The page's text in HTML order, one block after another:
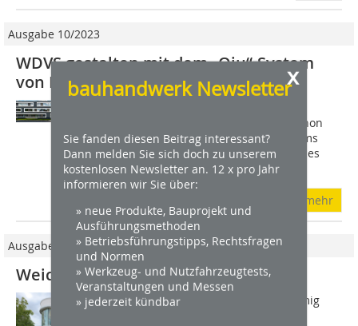
x
bauhandwerk Newsletter
Sie fanden diesen Beitrag interessant?
Dann melden Sie sich doch zu unserem
kostenlosen Newsletter an. 12 x pro Jahr
informieren wir Sie über:
» neue Produkte, Bauprojekt und
Ausführungsmethoden
» Betriebsführungstipps, Rechtsfragen
und Normen
» Werkzeug- und Nutzfahrzeugtests,
Veranstaltungen und Messen
» jederzeit kündbar
Ausgabe 10/2023
WDVS gestalten mit dem „Qju“-System
von Brillux
Vorgaben, effiziente Verarbeitung: Schon
bei der Planung eines Fassadensystems
spricht vieles für die Verarbeitung eines
ökologisch vorteilhaften WDVS. Das...
mehr
Ausgabe 09/2014
Weiche Kurven fürs WDV-System
Ob rund, oval, nieren- und wellenförmig